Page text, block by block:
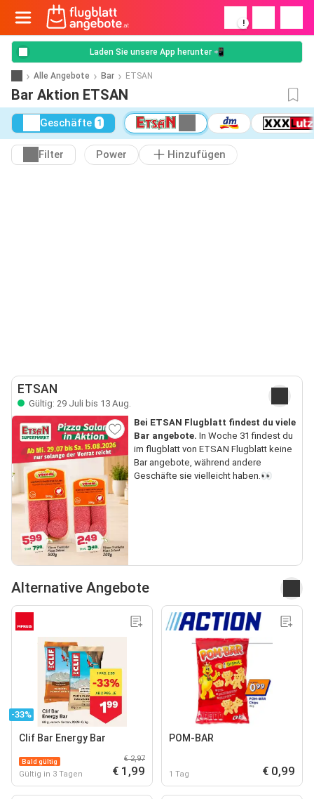
!
Laden Sie unsere App herunter 📲
Alle Angebote Bar ETSAN
Bar Aktion ETSAN
Geschäfte 1
Filter Power Hinzufügen
ETSAN
Gültig: 29 Juli bis 13 Aug.
Bei ETSAN Flugblatt findest du viele
Bar angebote. In Woche 31 findest du
im flugblatt von ETSAN Flugblatt keine
Bar angebote, während andere
Geschäfte sie vielleicht haben.👀
Alternative Angebote
-33%
Clif Bar Energy Bar
Bald gültig
Gültig in 3 Tagen
€ 2,97
€ 1,99
POM-BAR
1 Tag € 0,99